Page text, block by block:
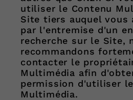
utiliser le Contenu
Site tiers auquel vous
par l'entremise d'un
recherche sur le Site,
recommandons
contacter le
Multimédia afin
permission d'utiliser
Multimédia.